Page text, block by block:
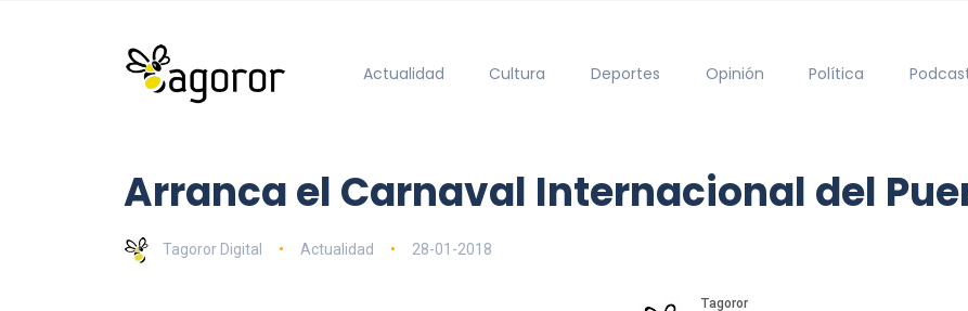
Actualidad Cultura Deportes Opinión Política
Arranca el Carnaval Internacional del
Tagoror Digital Actualidad 28-01-2018